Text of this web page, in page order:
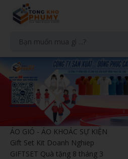
ÁO GIÓ - ÁO KHOÁC SỰ KIỆN
Gift Set Kit Doanh Nghiep
GIFTSET Quà tặng 8 tháng 3